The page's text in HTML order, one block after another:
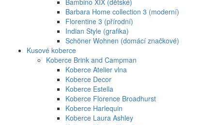
Bambino XIX (dětské)
Barbara Home collection 3 (moderní)
Florentine 3 (přírodní)
Indian Style (grafika)
Schöner Wohnen (domácí značkové)
Kusové koberce
Koberce Brink and Campman
Koberce Atelier vlna
Koberce Decor
Koberce Estella
Koberce Florence Broadhurst
Koberce Harlequin
Koberce Laura Ashley